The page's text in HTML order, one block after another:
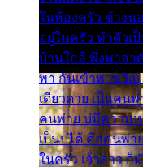
ในห้องครัว ข้างน
อยู่ในครัว ทำตัวเ
บ้านใกล้ พึ่งพาอา
พา กันเข้าพาขวัญ
เดียวดาย เป็นคน
คนพ่าย บ่มีความห
เป็นบ่ได้ คือคนพ่า
ในครัว เจ้าสาว ก็